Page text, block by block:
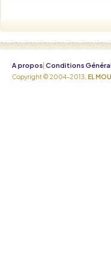
A propos Conditions
Copyright © 2004-2013, EL